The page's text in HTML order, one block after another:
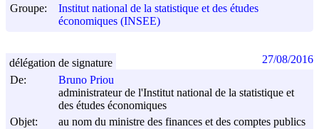
Groupe:
Institut national de la statistique et des études
économiques (INSEE)
De:
Bruno Priou
administrateur de l'Institut national de la statistique et
des études économiques
Objet:
au nom du ministre des finances et des comptes publics
délégation de signature 27/08/2016